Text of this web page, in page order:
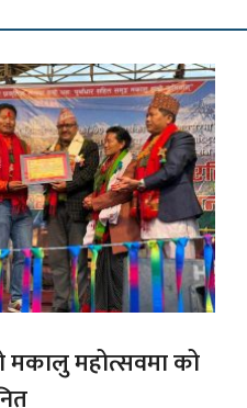
महोत्सवमा को